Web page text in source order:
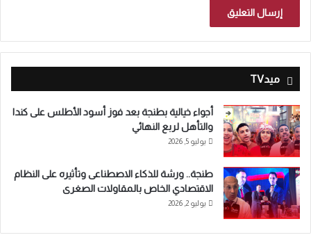
ميدTV
أجواء خيالية بطنجة بعد فوز أسود الأطلس على كندا
والتأهل لربع النهائي
يوليو 5, 2026
طنجة.. ورشة للذكاء الاصطناعى وتأثيره على النظام
الاقتصادي الخاص بالمقاولات الصغرى
يوليو 2, 2026